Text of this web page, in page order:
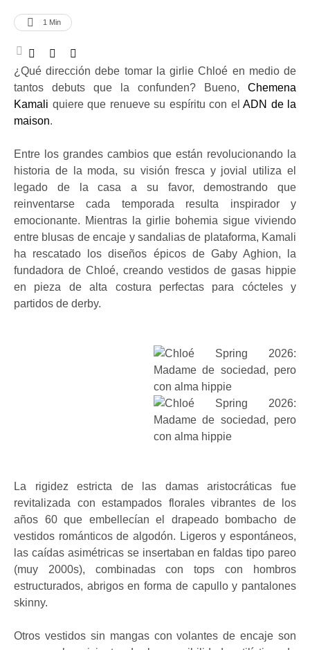
1 Min
¿Qué dirección debe tomar la girlie Chloé en medio de
tantos debuts que la confunden? Bueno, Chemena
Kamali quiere que renueve su espíritu con el ADN de la
maison.
Entre los grandes cambios que están revolucionando la
historia de la moda, su visión fresca y jovial utiliza el
legado de la casa a su favor, demostrando que
reinventarse cada temporada resulta inspirador y
emocionante. Mientras la girlie bohemia sigue viviendo
entre blusas de encaje y sandalias de plataforma, Kamali
ha rescatado los diseños épicos de Gaby Aghion, la
fundadora de Chloé, creando vestidos de gasas hippie
en pieza de alta costura perfectas para cócteles y
partidos de derby.
La rigidez estricta de las damas aristocráticas fue
revitalizada con estampados florales vibrantes de los
años 60 que embellecían el drapeado bombacho de
vestidos románticos de algodón. Ligeros y espontáneos,
las caídas asimétricas se insertaban en faldas tipo pareo
(muy 2000s), combinadas con tops con hombros
estructurados, abrigos en forma de capullo y pantalones
skinny.
Otros vestidos sin mangas con volantes de encaje son